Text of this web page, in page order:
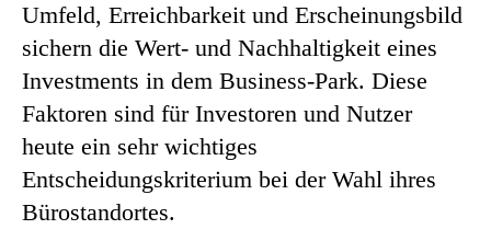
Umfeld, Erreichbarkeit und Erscheinungsbild
sichern die Wert- und Nachhaltigkeit eines
Investments in dem Business-Park. Diese
Faktoren sind für Investoren und Nutzer
heute ein sehr wichtiges
Entscheidungskriterium bei der Wahl ihres
Bürostandortes.